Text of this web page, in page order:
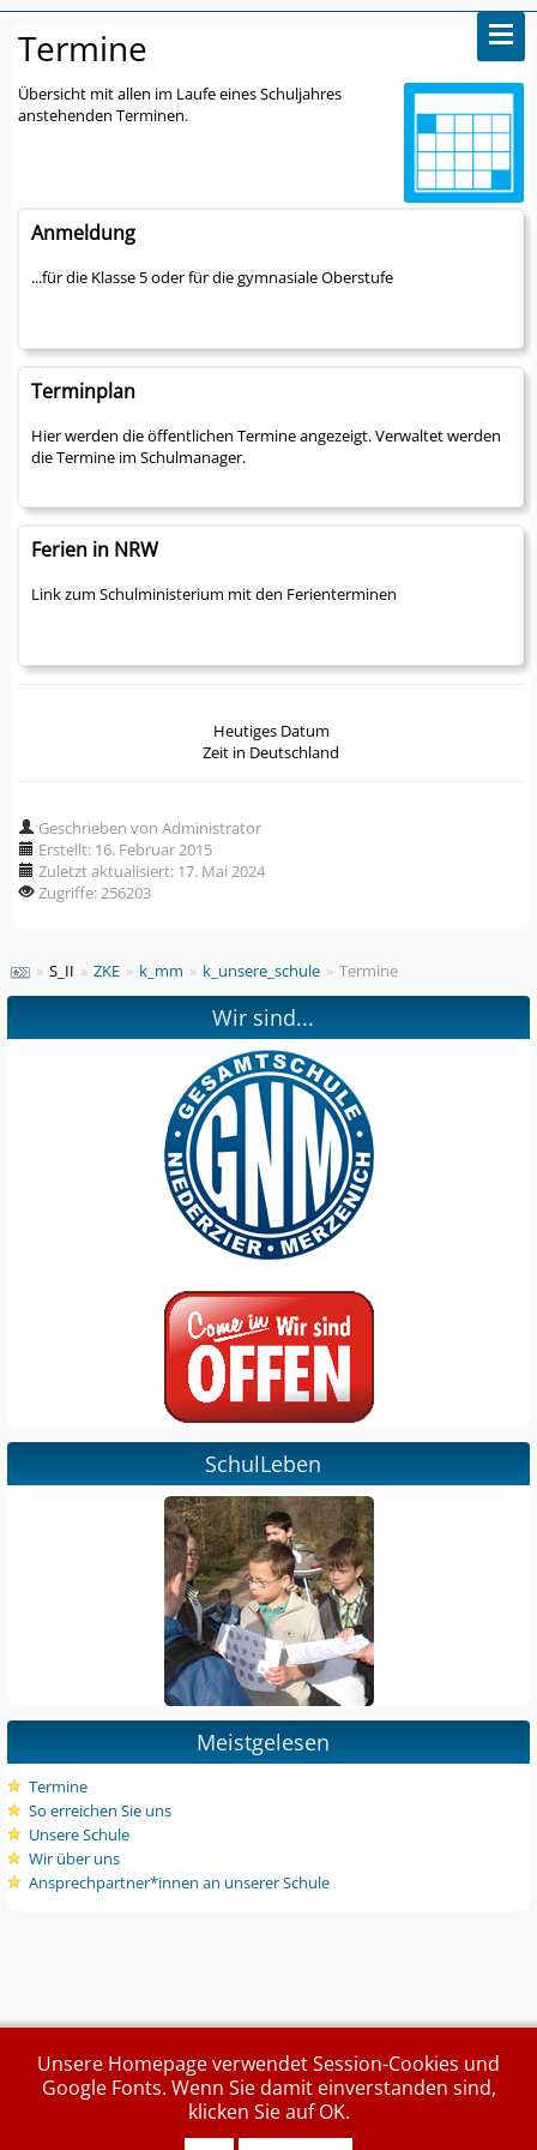
Termine
Übersicht mit allen im Laufe eines Schuljahres
anstehenden Terminen.
Anmeldung
...für die Klasse 5 oder für die gymnasiale Oberstufe
Terminplan
Hier werden die öffentlichen Termine angezeigt. Verwaltet werden
die Termine im Schulmanager.
Ferien in NRW
Link zum Schulministerium mit den Ferienterminen
Heutiges Datum
Zeit in Deutschland
Geschrieben von Administrator
Erstellt: 16. Februar 2015
Zuletzt aktualisiert: 17. Mai 2024
Zugriffe: 256203
» S_II » ZKE » k_mm » k_unsere_schule » Termine
Wir sind...
SchulLeben
Meistgelesen
Termine
So erreichen Sie uns
Unsere Schule
Wir über uns
Ansprechpartner*innen an unserer Schule
Unsere Homepage verwendet Session-Cookies und
Google Fonts. Wenn Sie damit einverstanden sind,
klicken Sie auf OK.